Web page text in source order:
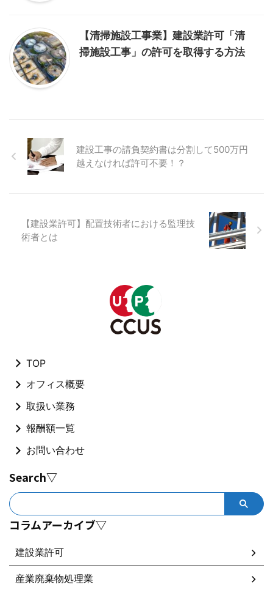
【清掃施設工事業】建設業許可「清
掃施設工事」の許可を取得する方法
建設工事の請負契約書は分割して500万円
越えなければ許可不要！？
【建設業許可】配置技術者における監理技
術者とは
TOP
オフィス概要
取扱い業務
報酬額一覧
お問い合わせ
Search▽
コラムアーカイブ▽
建設業許可
産業廃棄物処理業